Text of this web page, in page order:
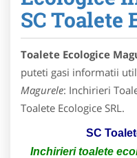
SC Toalete
Toalete Ecologice
puteti gasi informatii
Magurele: Inchirieri
Toalete Ecologice SRL.
SC
Inchirieri toalete